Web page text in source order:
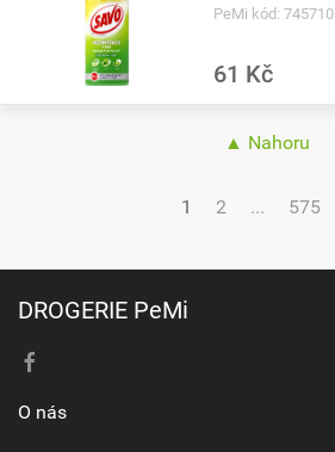
PeMi kód: 745710
61 Kč
▲ Nahoru
1 2 ... 575
DROGERIE PeMi
O nás